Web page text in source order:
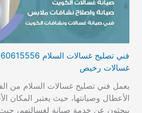
غسالات رخيص
يعمل فني تصليح غسالات السلام من
الأعطال وصيانتها، حيث يعتبر المكان
يبحثون عن خدمة صيانة لغسالتهم،